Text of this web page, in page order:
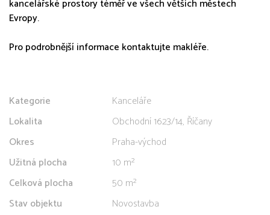
kancelářské prostory téměř ve všech větších městech
Evropy.
Pro podrobnější informace kontaktujte makléře.
Kategorie
Kanceláře
Lokalita
Obchodní 1623/14, Říčany
Okres
Praha-východ
Užitná plocha
10 m²
Celková plocha
50 m²
Stav objektu
Novostavba